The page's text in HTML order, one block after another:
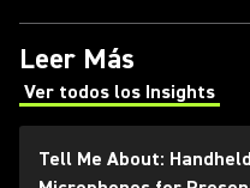
Leer Más
Ver todos los Insights
(Opens in a new tab)
Tell Me About: